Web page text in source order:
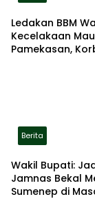
Ledakan BBM
Kecelakaan
Pamekasan,
Berita
Wakil Bupati:
Jamnas Bekal
Sumenep di